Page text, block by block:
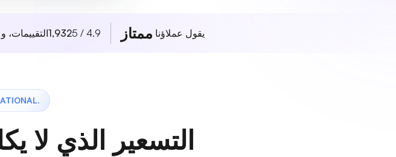
يقول عملاؤنا ممتاز 4.9 / 5
1,932التقييمات،
.INTERNATIONAL التسعير
التسعير الذي لا